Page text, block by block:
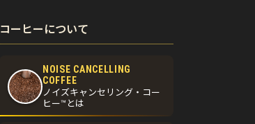
コーヒーについて
NOISE CANCELLING
COFFEE
ノイズキャンセリング・コー
ヒー™とは